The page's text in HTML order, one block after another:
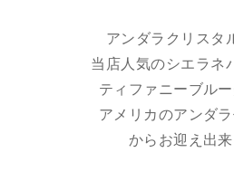
アンダラクリスタ
当店人気のシエラネ
ティファニーブルー
アメリカのアンダ
からお迎え出